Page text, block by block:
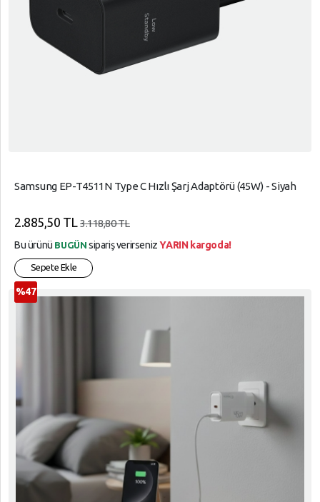
Samsung EP-T4511N Type C Hızlı Şarj Adaptörü (45W) - Siyah
2.885,50 TL3.118,80 TL
Bu ürünü BUGÜN sipariş verirsenizYARIN kargoda!
Sepete Ekle
%47